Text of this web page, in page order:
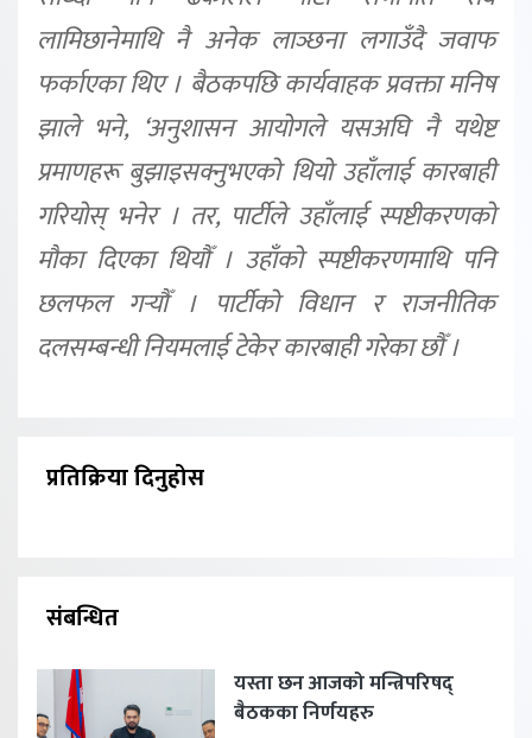
लामिछानेमाथि नै अनेक लाञ्छना लगाउँदै जवाफ
फर्काएका थिए । बैठकपछि कार्यवाहक प्रवक्ता मनिष
झाले भने, ‘अनुशासन आयोगले यसअघि नै यथेष्ट
प्रमाणहरू बुझाइसक्नुभएको थियो उहाँलाई कारबाही
गरियोस् भनेर । तर, पार्टीले उहाँलाई स्पष्टीकरणको
मौका दिएका थियौँ । उहाँको स्पष्टीकरणमाथि पनि
छलफल गर्‍यौँ । पार्टीको विधान र राजनीतिक
दलसम्बन्धी नियमलाई टेकेर कारबाही गरेका छौँ ।
प्रतिक्रिया दिनुहोस
संबन्धित
यस्ता छन आजको मन्त्रिपरिषद्
बैठकका निर्णयहरु